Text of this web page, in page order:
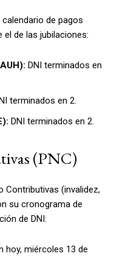
de pagos
de las jubilaciones:
DNI terminados en
terminados en 2.
DNI terminados en 2.
(PNC)
Contributivas (invalidez,
su cronograma de
de DNI:
hoy, miércoles 13 de